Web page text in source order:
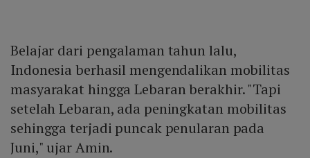
Belajar dari pengalaman tahun lalu,
Indonesia berhasil mengendalikan mobilitas
masyarakat hingga Lebaran berakhir. "Tapi
setelah Lebaran, ada peningkatan mobilitas
sehingga terjadi puncak penularan pada
Juni," ujar Amin.